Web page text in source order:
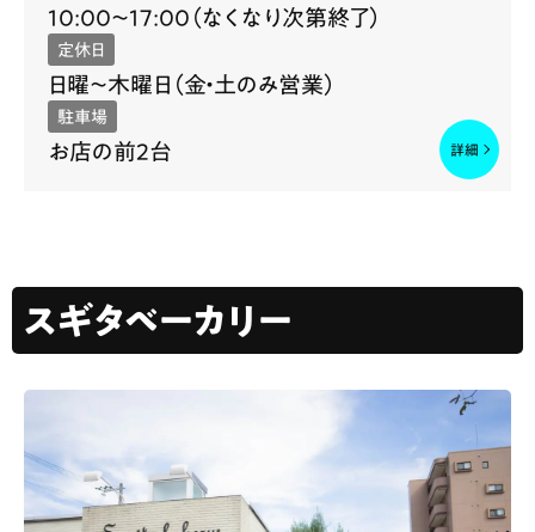
10:00〜17:00（なくなり次第終了）
定休日
日曜〜木曜日（金・土のみ営業）
駐車場
お店の前2台
スギタベーカリー